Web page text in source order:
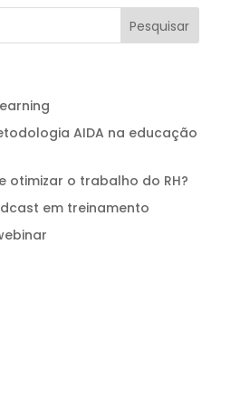
AIDA na educação
otimizar o trabalho do RH?
em treinamento